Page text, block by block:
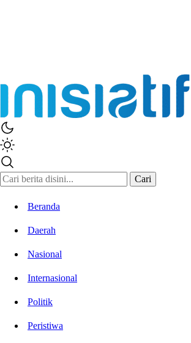
Cari
Beranda
Daerah
Nasional
Internasional
Politik
Peristiwa